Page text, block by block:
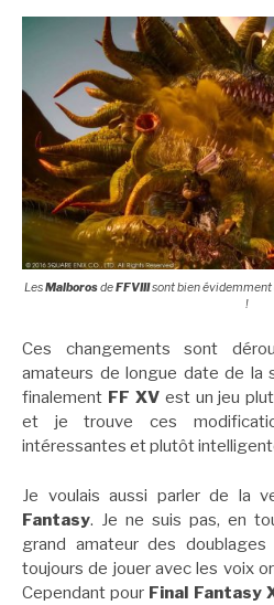
LesMalborosdeFFVIIIsont bien évidemment
!
Ces changements sont
amateurs de longue date de la
finalement FF XVest un jeu
et je trouve ces
intéressantes et plutôt
Je voulais aussi parler de la
Fantasy. Je ne suis pas, en
grand amateur des
toujours de jouer avec les voix
Cependant pour Final Fantasy